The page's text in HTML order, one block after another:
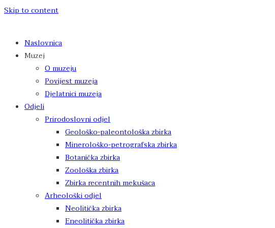
Skip to content
Naslovnica
Muzej
O muzeju
Povijest muzeja
Djelatnici muzeja
Odjeli
Prirodoslovni odjel
Geološko-paleontološka zbirka
Minerološko-petrografska zbirka
Botanička zbirka
Zoološka zbirka
Zbirka recentnih mekušaca
Arheološki odjel
Neolitička zbirka
Eneolitička zbirka